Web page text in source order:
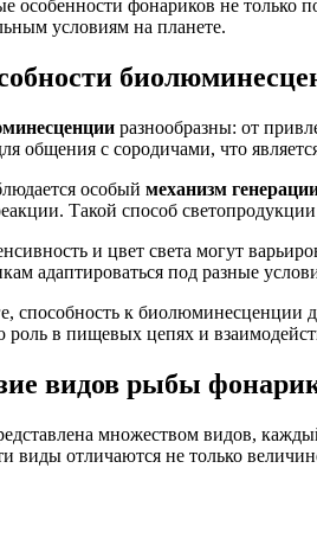
особенности фонариков не только
условиям на планете.
разнообразны: от
общения с сородичами, что
особый механизм
Такой способ
и цвет света могут
адаптироваться под разные
способность к биолюминесценции
в пищевых цепях и
видов рыбы
множеством видов,
виды отличаются не только